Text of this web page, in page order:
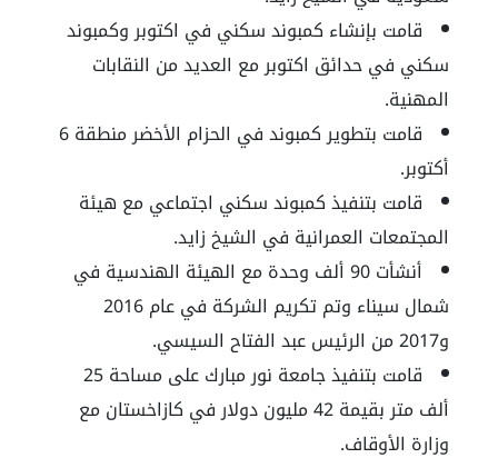
قامت بإنشاء كمبوند سكني في اكتوبر وكمبوند
سكني في حدائق اكتوبر مع العديد من النقابات
المهنية.
قامت بتطوير كمبوند في الحزام الأخضر منطقة 6
أكتوبر.
قامت بتنفيذ كمبوند سكني اجتماعي مع هيئة
المجتمعات العمرانية في الشيخ زايد.
أنشأت 90 ألف وحدة مع الهيئة الهندسية في
شمال سيناء وتم تكريم الشركة في عام 2016
و2017 من الرئيس عبد الفتاح السيسي.
قامت بتنفيذ جامعة نور مبارك على مساحة 25
ألف متر بقيمة 42 مليون دولار في كازاخستان مع
وزارة الأوقاف.